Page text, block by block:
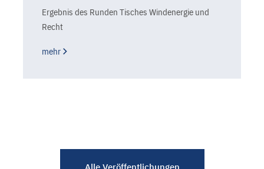
Ergebnis des Runden Tisches Windenergie und
Recht
mehr